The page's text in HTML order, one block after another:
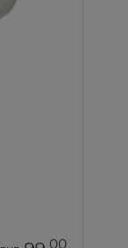
00